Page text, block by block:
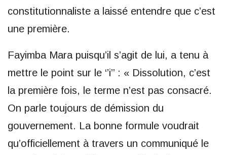
constitutionnaliste a laissé entendre que c’est
une première.
Fayimba Mara puisqu’il s’agit de lui, a tenu à
mettre le point sur le ‘’i’’ : « Dissolution, c’est
la première fois, le terme n’est pas consacré.
On parle toujours de démission du
gouvernement. La bonne formule voudrait
qu’officiellement à travers un communiqué le